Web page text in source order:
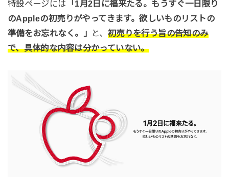
特設ページには 「1月2日に福来たる。もうすぐ一日限り
のAppleの初売りがやってきます。欲しいものリストの
準備をお忘れなく。」
と、 初売りを行う旨の告知のみ
で、具体的な内容は分かっていない。